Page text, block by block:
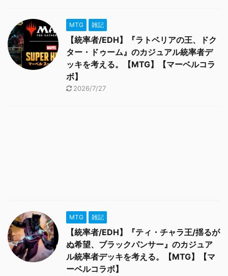
MTG 雑記
【統率者/EDH】『ラトベリアの王、ドク
ター・ドゥーム』のカジュアル統率者デ
ッキを考える。【MTG】【マーベルコラ
ボ】
2026/7/27
MTG 雑記
【統率者/EDH】『ティ・チャラ王/揺るが
ぬ希望、ブラックパンサー』のカジュア
ル統率者デッキを考える。【MTG】【マ
ーベルコラボ】